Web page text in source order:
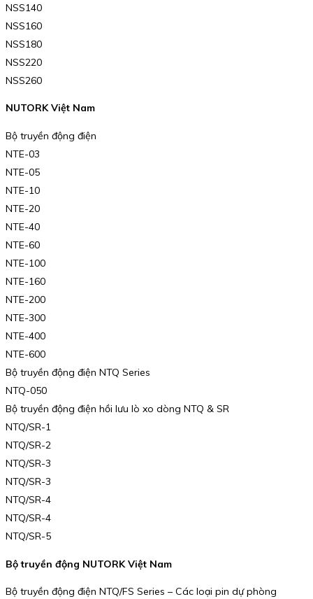
NSS140
NSS160
NSS180
NSS220
NSS260
NUTORK Việt Nam
Bộ truyền động điện
NTE-03
NTE-05
NTE-10
NTE-20
NTE-40
NTE-60
NTE-100
NTE-160
NTE-200
NTE-300
NTE-400
NTE-600
Bộ truyền động điện NTQ Series
NTQ-050
Bộ truyền động điện hồi lưu lò xo dòng NTQ & SR
NTQ/SR-1
NTQ/SR-2
NTQ/SR-3
NTQ/SR-3
NTQ/SR-4
NTQ/SR-4
NTQ/SR-5
Bộ truyền động NUTORK Việt Nam
Bộ truyền động điện NTQ/FS Series – Các loại pin dự phòng